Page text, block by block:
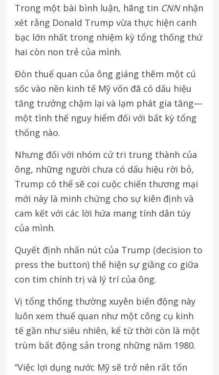
Trong một bài bình luận, hãng tin CNNnhận
xét rằng Donald Trump vừa thực hiện canh
bạc lớn nhất trong nhiệm kỳ tổng thống thứ
hai còn non trẻ của mình.
Đòn thuế quan của ông giáng thêm một cú
sốc vào nền kinh tế Mỹ vốn đã có dấu hiệu
tăng trưởng chậm lại và lạm phát gia tăng—
một tình thế nguy hiểm đối với bất kỳ tổng
thống nào.
Nhưng đối với nhóm cử tri trung thành của
ông, những người chưa có dấu hiệu rời bỏ,
Trump có thể sẽ coi cuộc chiến thương mại
mới này là minh chứng cho sự kiên định và
cam kết với các lời hứa mang tính dân túy
của mình.
Quyết định nhấn nút của Trump (decision to
press the button) thể hiện sự giằng co giữa
con tim chính trị và lý trí của ông.
Vị tổng thống thường xuyên biến động này
luôn xem thuế quan như một công cụ kinh
tế gần như siêu nhiên, kể từ thời còn là một
trùm bất động sản trong những năm 1980.
“Việc lợi dụng nước Mỹ sẽ trở nên rất tốn